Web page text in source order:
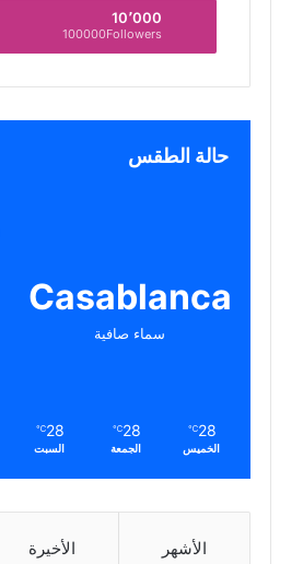
10٬000
100000Followers
حالة الطقس
Casablanca
سماء صافية
28
℃
الخميس
28
℃
الجمعة
28
℃
السبت
الأشهر الأخيرة